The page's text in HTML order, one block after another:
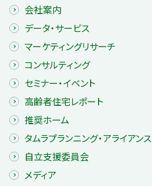
会社案内
データ・サービス
マーケティングリサーチ
コンサルティング
セミナー・イベント
高齢者住宅レポート
推奨ホーム
タムラプランニング・アライアンス
自立支援委員会
メディア